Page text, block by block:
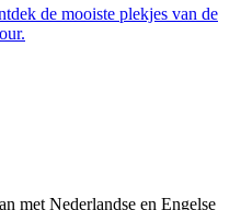
de mooiste plekjes van de
met Nederlandse en Engelse